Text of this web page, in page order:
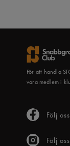
För att handla
vara medlem i
Följ
Följ